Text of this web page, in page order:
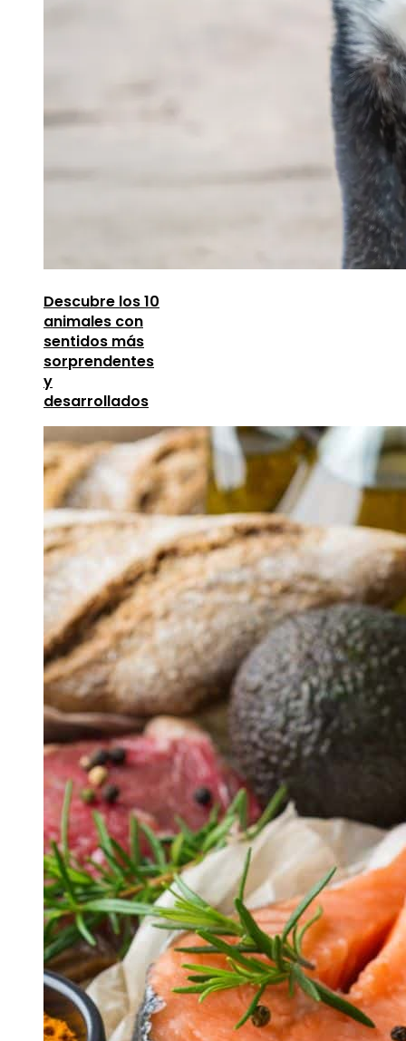
Descubre los 10
animales con
sentidos más
sorprendentes
y
desarrollados